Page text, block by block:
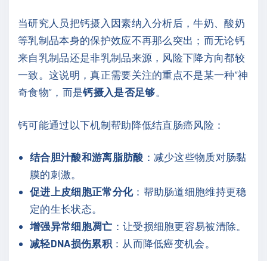
当研究人员把钙摄入因素纳入分析后，牛奶、酸奶
等乳制品本身的保护效应不再那么突出；而无论钙
来自乳制品还是非乳制品来源，风险下降方向都较
一致。这说明，真正需要关注的重点不是某一种“神
奇食物”，而是钙摄入是否足够。
钙可能通过以下机制帮助降低结直肠癌风险：
结合胆汁酸和游离脂肪酸 ：减少这些物质对肠黏
膜的刺激。
促进上皮细胞正常分化：帮助肠道细胞维持更稳
定的生长状态。
增强异常细胞凋亡 ：让受损细胞更容易被清除。
减轻DNA损伤累积：从而降低癌变机会。